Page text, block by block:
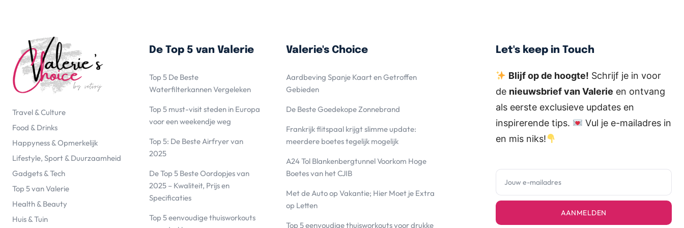
Travel & Culture
Food & Drinks
Happyness & Opmerkelijk
Lifestyle, Sport & Duurzaamheid
Gadgets & Tech
Top 5 van Valerie
Health & Beauty
Huis & Tuin
De Top 5 van Valerie
Top 5 De Beste
Waterfilterkannen Vergeleken
Top 5 must-visit steden in Europa
voor een weekendje weg
Top 5: De Beste Airfryer van
2025
De Top 5 Beste Oordopjes van
2025 – Kwaliteit, Prijs en
Specificaties
Top 5 eenvoudige thuisworkouts
Valerie's Choice
Aardbeving Spanje Kaart en Getroffen
Gebieden
De Beste Goedekope Zonnebrand
Frankrijk flitspaal krijgt slimme update:
meerdere boetes tegelijk mogelijk
A24 Tol Blankenbergtunnel Voorkom Hoge
Boetes van het CJIB
Met de Auto op Vakantie; Hier Moet je Extra
op Letten
Top 5 eenvoudige thuisworkouts voor drukke
Let's keep in Touch
Blijf op de hoogte! Schrijf je in voor
de nieuwsbrief van Valerie en ontvang
als eerste exclusieve updates en
inspirerende tips.
Vul je e-mailadres in
en mis niks!
AANMELDEN